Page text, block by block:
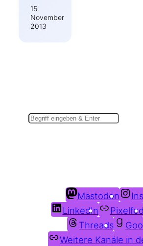
15.
November
2013
Mastodon
LinkedIn
Pixelfed
Threads
Weitere Kanäle in